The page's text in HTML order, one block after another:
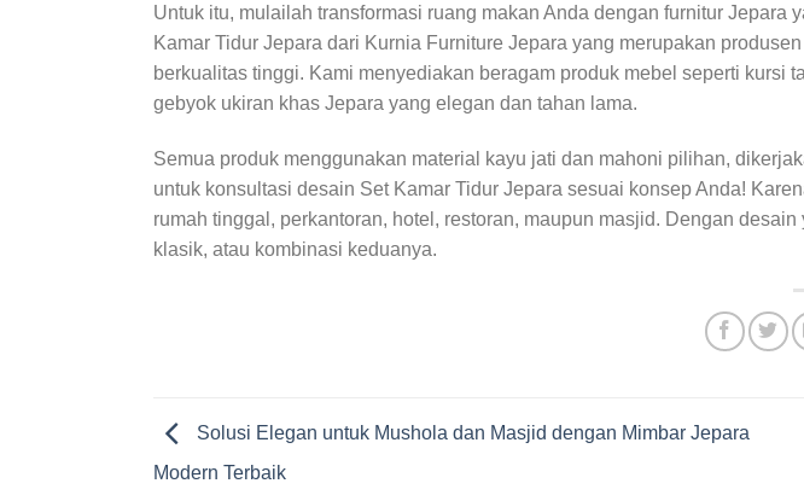
Untuk itu, mulailah transformasi ruang makan Anda dengan furnitur
Kamar Tidur Jepara dari Kurnia Furniture Jepara yang merupakan
berkualitas tinggi. Kami menyediakan beragam produk mebel seperti kursi
gebyok ukiran khas Jepara yang elegan dan tahan lama.
Semua produk menggunakan material kayu jati dan mahoni pilihan,
untuk konsultasi desain Set Kamar Tidur Jepara sesuai konsep Anda!
rumah tinggal, perkantoran, hotel, restoran, maupun masjid. Dengan
klasik, atau kombinasi keduanya.
Solusi Elegan untuk Mushola dan Masjid dengan Mimbar Jepara
Modern Terbaik